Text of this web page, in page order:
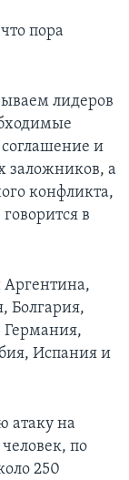
пора
лидеров
и
заложников, а
конфликта,
в
Болгария,
Испания и
атаку на
по
250